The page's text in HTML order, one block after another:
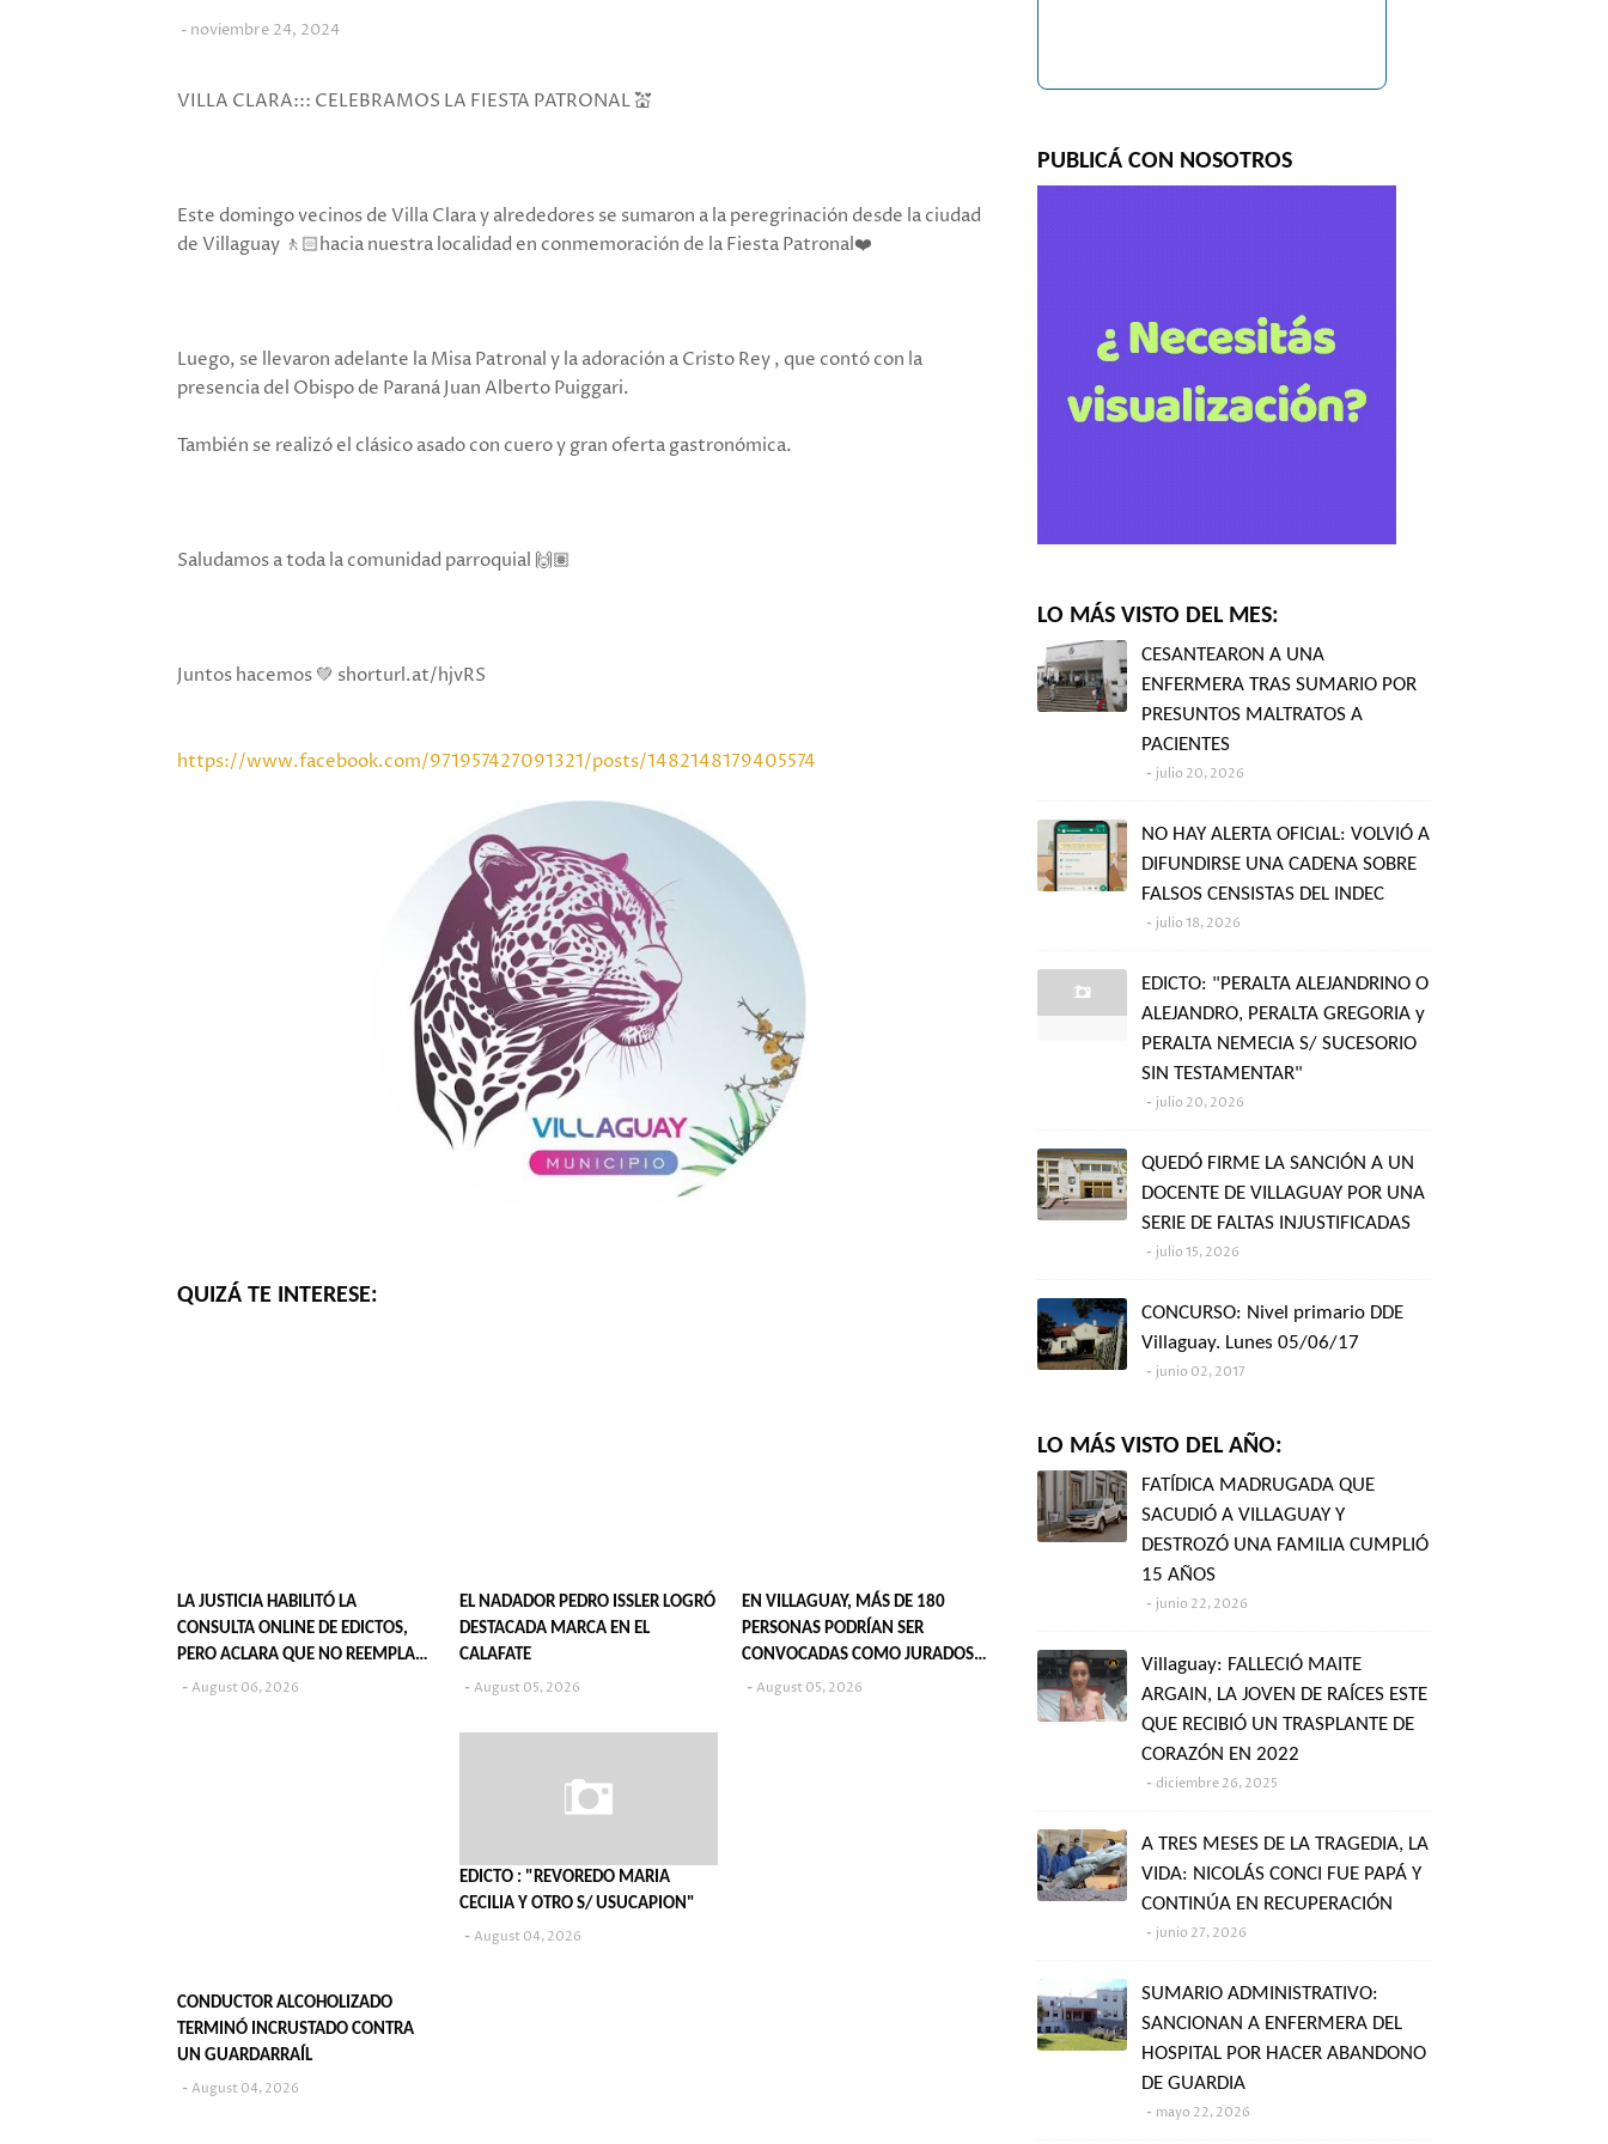
noviembre 24, 2024
VILLA CLARA::: CELEBRAMOS LA FIESTA PATRONAL 💒
Este domingo vecinos de Villa Clara y alrededores se sumaron a la peregrinación desde la ciudad
de Villaguay 🚶🏻hacia nuestra localidad en conmemoración de la Fiesta Patronal❤️
Luego, se llevaron adelante la Misa Patronal y la adoración a Cristo Rey , que contó con la
presencia del Obispo de Paraná Juan Alberto Puiggari.
También se realizó el clásico asado con cuero y gran oferta gastronómica.
Saludamos a toda la comunidad parroquial 🙌🏽
Juntos hacemos 💚 shorturl.at/hjvRS
https://www.facebook.com/971957427091321/posts/1482148179405574
QUIZÁ TE INTERESE:
LA JUSTICIA HABILITÓ LA
CONSULTA ONLINE DE EDICTOS,
PERO ACLARA QUE NO REEMPLAZA
SU PUBLICACIÓN EN DIARIOS
August 06, 2026
EL NADADOR PEDRO ISSLER LOGRÓ
DESTACADA MARCA EN EL
CALAFATE
August 05, 2026
EN VILLAGUAY, MÁS DE 180
PERSONAS PODRÍAN SER
CONVOCADAS COMO JURADOS
POPULARES EN 2027
August 05, 2026
CONDUCTOR ALCOHOLIZADO
TERMINÓ INCRUSTADO CONTRA
UN GUARDARRAÍL
August 04, 2026
EDICTO : "REVOREDO MARIA
CECILIA Y OTRO S/ USUCAPION"
August 04, 2026
PUBLICÁ CON NOSOTROS
LO MÁS VISTO DEL MES:
CESANTEARON A UNA
ENFERMERA TRAS SUMARIO POR
PRESUNTOS MALTRATOS A
PACIENTES
julio 20, 2026
NO HAY ALERTA OFICIAL: VOLVIÓ A
DIFUNDIRSE UNA CADENA SOBRE
FALSOS CENSISTAS DEL INDEC
julio 18, 2026
EDICTO: "PERALTA ALEJANDRINO O
ALEJANDRO, PERALTA GREGORIA y
PERALTA NEMECIA S/ SUCESORIO
SIN TESTAMENTAR"
julio 20, 2026
QUEDÓ FIRME LA SANCIÓN A UN
DOCENTE DE VILLAGUAY POR UNA
SERIE DE FALTAS INJUSTIFICADAS
julio 15, 2026
CONCURSO: Nivel primario DDE
Villaguay. Lunes 05/06/17
junio 02, 2017
LO MÁS VISTO DEL AÑO:
FATÍDICA MADRUGADA QUE
SACUDIÓ A VILLAGUAY Y
DESTROZÓ UNA FAMILIA CUMPLIÓ
15 AÑOS
junio 22, 2026
Villaguay: FALLECIÓ MAITE
ARGAIN, LA JOVEN DE RAÍCES ESTE
QUE RECIBIÓ UN TRASPLANTE DE
CORAZÓN EN 2022
diciembre 26, 2025
A TRES MESES DE LA TRAGEDIA, LA
VIDA: NICOLÁS CONCI FUE PAPÁ Y
CONTINÚA EN RECUPERACIÓN
junio 27, 2026
SUMARIO ADMINISTRATIVO:
SANCIONAN A ENFERMERA DEL
HOSPITAL POR HACER ABANDONO
DE GUARDIA
mayo 22, 2026